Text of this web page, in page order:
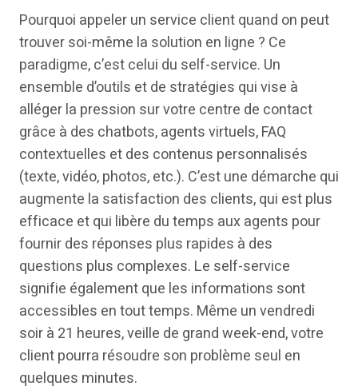
Pourquoi appeler un service client quand on peut
trouver soi-même la solution en ligne ? Ce
paradigme, c’est celui du self-service. Un
ensemble d’outils et de stratégies qui vise à
alléger la pression sur votre centre de contact
grâce à des chatbots, agents virtuels, FAQ
contextuelles et des contenus personnalisés
(texte, vidéo, photos, etc.). C’est une démarche qui
augmente la satisfaction des clients, qui est plus
efficace et qui libère du temps aux agents pour
fournir des réponses plus rapides à des
questions plus complexes. Le self-service
signifie également que les informations sont
accessibles en tout temps. Même un vendredi
soir à 21 heures, veille de grand week-end, votre
client pourra résoudre son problème seul en
quelques minutes.